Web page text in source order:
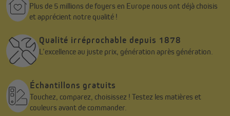
Plus de 5 millions de foyers en Europe nous ont déjà choisis
et apprécient notre qualité !
Qualité irréprochable depuis 1878
L’excellence au juste prix, génération après génération.
Échantillons gratuits
Touchez, comparez, choisissez ! Testez les matières et
couleurs avant de commander.